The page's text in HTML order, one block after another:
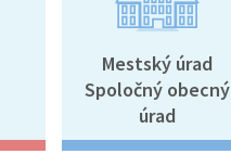
Mestský úrad
Spoločný obecný
úrad